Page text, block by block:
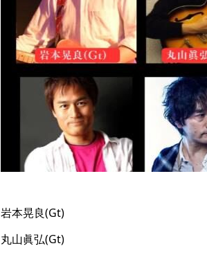
岩本晃良(Gt)
丸山眞弘(Gt)